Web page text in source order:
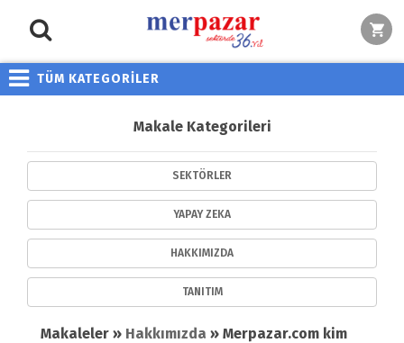
TÜM KATEGORİLER
Makale Kategorileri
SEKTÖRLER
YAPAY ZEKA
HAKKIMIZDA
TANITIM
Makaleler » Hakkımızda » Merpazar.com kimdir ?